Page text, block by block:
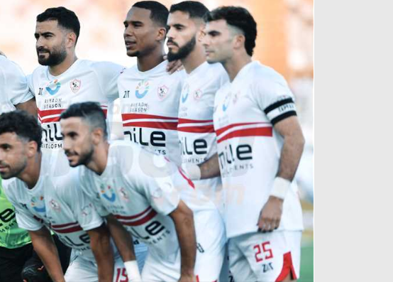
آراء حرة
ركن الألعاب
الدوري السعودي للمحترفين
دوري أبطال أوروبا
دوري أبطال إفريقيا
كل البطولات